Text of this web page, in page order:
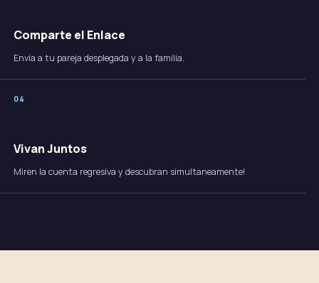
Comparte el Enlace
Envia a tu pareja desplegada y a la familia.
04
Vivan Juntos
Miren la cuenta regresiva y descubran simultaneamente!